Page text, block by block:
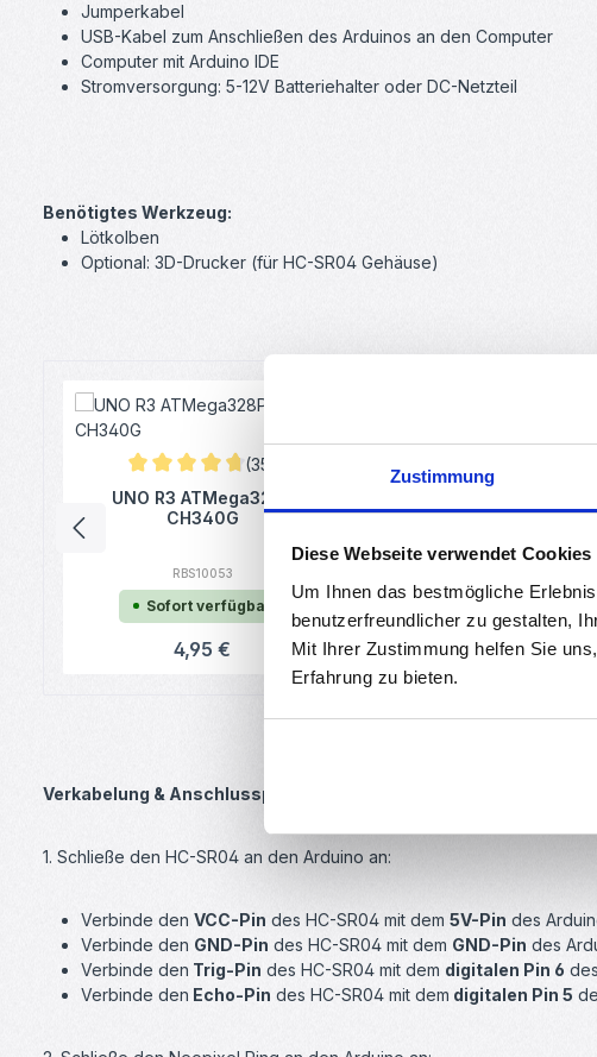
Zustimmung
Diese Webseite verwendet Cookies
Um Ihnen das bestmögliche
benutzerfreundlicher zu gestalten,
Mit Ihrer Zustimmung helfen Sie
Erfahrung zu bieten.
Jumperkabel
USB-Kabel zum Anschließen des Arduinos an den Computer
Computer mit Arduino IDE
Stromversorgung: 5-12V Batteriehalter oder DC-Netzteil
Benötigtes Werkzeug:
Lötkolben
Optional: 3D-Drucker (für HC-SR04 Gehäuse)
Produktgalerie überspringen
Durchschnittliche Bewertung von 4.83 von 5 Sternen
(35)
UNO R3 ATMega328P
CH340G
RBS10053
Sofort verfügbar
Regulärer Preis:
4,95 €
Durchschnittliche
5V ähnl. Neopixel
Sofort verfügbar
Regulärer Preis:
Ab2,39 €
Verkabelung & Anschlussplan
1. Schließe den HC-SR04 an den Arduino an:
Verbinde den VCC-Pin des HC-SR04 mit dem 5V-Pin des
Verbinde den GND-Pin des HC-SR04 mit dem GND-Pin des
Verbinde den Trig-Pin des HC-SR04 mit dem digitalen Pin 6
Verbinde den Echo-Pin des HC-SR04 mit dem digitalen Pin 5